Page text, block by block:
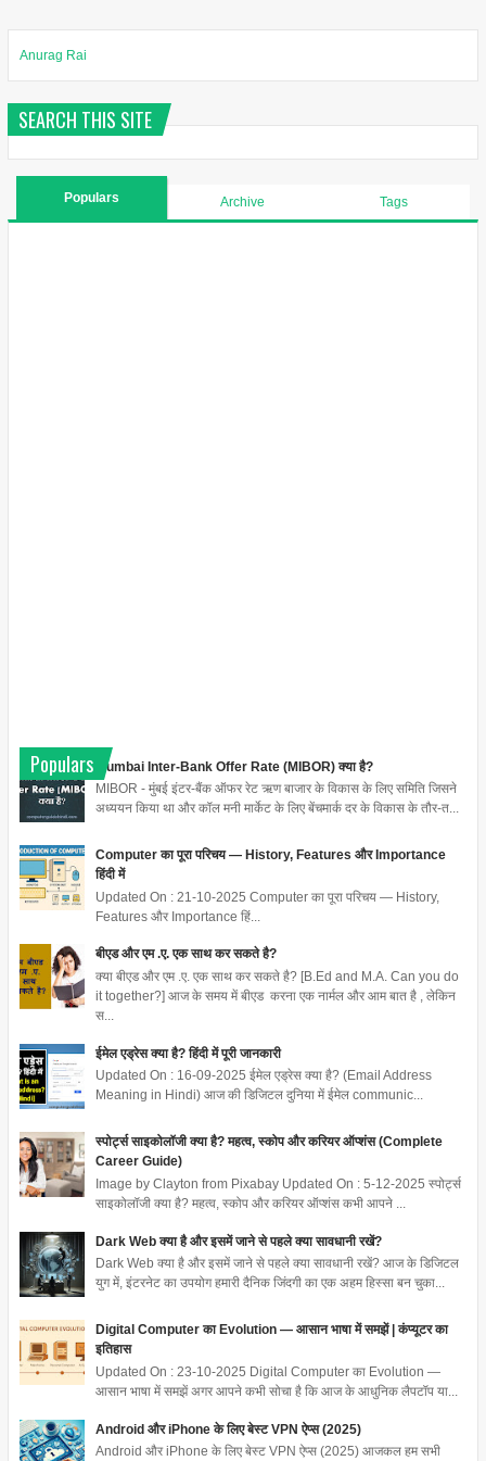
Anurag Rai
SEARCH THIS SITE
Populars Archive Tags
Populars
Mumbai Inter-Bank Offer Rate (MIBOR) क्या है?
MIBOR - मुंबई इंटर-बैंक ऑफर रेट ऋण बाजार के विकास के लिए समिति जिसने
अध्ययन किया था और कॉल मनी मार्केट के लिए बेंचमार्क दर के विकास के तौर-त...
Computer का पूरा परिचय — History, Features और Importance
हिंदी में
Updated On : 21-10-2025 Computer का पूरा परिचय — History,
Features और Importance हिं...
बीएड और एम .ए. एक साथ कर सकते है?
क्या बीएड और एम .ए. एक साथ कर सकते है? [B.Ed and M.A. Can you do
it together?] आज के समय में बीएड करना एक नार्मल और आम बात है , लेकिन
स...
ईमेल एड्रेस क्या है? हिंदी में पूरी जानकारी
Updated On : 16-09-2025 ईमेल एड्रेस क्या है? (Email Address
Meaning in Hindi) आज की डिजिटल दुनिया में ईमेल communic...
स्पोर्ट्स साइकोलॉजी क्या है? महत्व, स्कोप और करियर ऑप्शंस (Complete
Career Guide)
Image by Clayton from Pixabay Updated On : 5-12-2025 स्पोर्ट्स
साइकोलॉजी क्या है? महत्व, स्कोप और करियर ऑप्शंस कभी आपने ...
Dark Web क्या है और इसमें जाने से पहले क्या सावधानी रखें?
Dark Web क्या है और इसमें जाने से पहले क्या सावधानी रखें? आज के डिजिटल
युग में, इंटरनेट का उपयोग हमारी दैनिक जिंदगी का एक अहम हिस्सा बन चुका...
Digital Computer का Evolution — आसान भाषा में समझें | कंप्यूटर का
इतिहास
Updated On : 23-10-2025 Digital Computer का Evolution —
आसान भाषा में समझें अगर आपने कभी सोचा है कि आज के आधुनिक लैपटॉप या...
Android और iPhone के लिए बेस्ट VPN ऐप्स (2025)
Android और iPhone के लिए बेस्ट VPN ऐप्स (2025) आजकल हम सभी